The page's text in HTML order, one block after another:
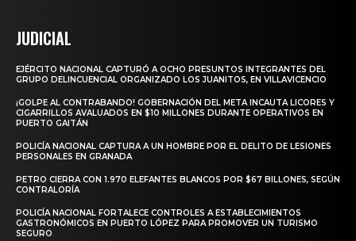
JUDICIAL
EJÉRCITO NACIONAL CAPTURÓ A OCHO PRESUNTOS INTEGRANTES DEL
GRUPO DELINCUENCIAL ORGANIZADO LOS JUANITOS, EN VILLAVICENCIO
¡GOLPE AL CONTRABANDO! GOBERNACIÓN DEL META INCAUTA LICORES Y
CIGARRILLOS AVALUADOS EN $10 MILLONES DURANTE OPERATIVOS EN
PUERTO GAITÁN
POLICÍA NACIONAL CAPTURA A UN HOMBRE POR EL DELITO DE LESIONES
PERSONALES EN GRANADA
PETRO CIERRA CON 1.970 ELEFANTES BLANCOS POR $67 BILLONES, SEGÚN
CONTRALORÍA
POLICÍA NACIONAL FORTALECE CONTROLES A ESTABLECIMIENTOS
GASTRONÓMICOS EN PUERTO LÓPEZ PARA PROMOVER UN TURISMO
SEGURO